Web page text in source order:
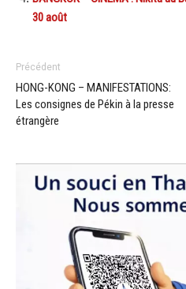
30 août
Précédent
HONG-KONG – MANIFESTATIONS:
Les consignes de Pékin à la presse
étrangère